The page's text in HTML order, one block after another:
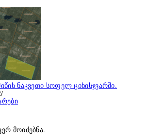
ნაკვეთი სოფელ ციხისჯვარში.
/
მოიძებნა.